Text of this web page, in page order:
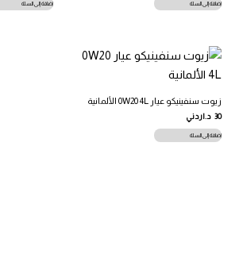
إضافة إلى السلة إضافة إلى السلة
زيوت سنفينيكو عيار 0W20 4L الألمانية
30 د.اردني
إضافة إلى السلة